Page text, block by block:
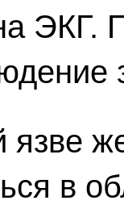
ЭКГ.
язве
в